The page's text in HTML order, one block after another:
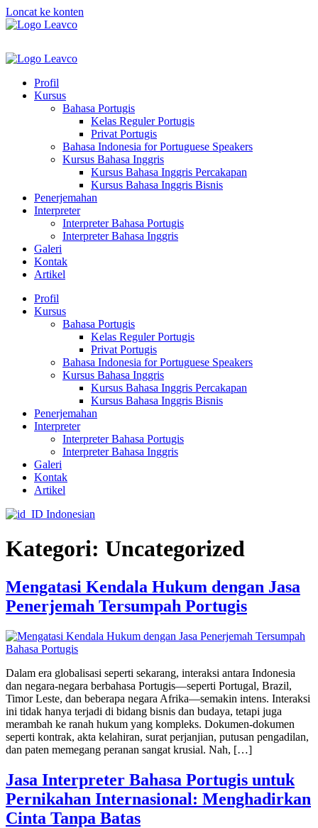
Loncat ke konten
Profil
Kursus
Bahasa Portugis
Kelas Reguler Portugis
Privat Portugis
Bahasa Indonesia for Portuguese Speakers
Kursus Bahasa Inggris
Kursus Bahasa Inggris Percakapan
Kursus Bahasa Inggris Bisnis
Penerjemahan
Interpreter
Interpreter Bahasa Portugis
Interpreter Bahasa Inggris
Galeri
Kontak
Artikel
Profil
Kursus
Bahasa Portugis
Kelas Reguler Portugis
Privat Portugis
Bahasa Indonesia for Portuguese Speakers
Kursus Bahasa Inggris
Kursus Bahasa Inggris Percakapan
Kursus Bahasa Inggris Bisnis
Penerjemahan
Interpreter
Interpreter Bahasa Portugis
Interpreter Bahasa Inggris
Galeri
Kontak
Artikel
Indonesian
Kategori: Uncategorized
Mengatasi Kendala Hukum dengan Jasa
Penerjemah Tersumpah Portugis
Dalam era globalisasi seperti sekarang, interaksi antara Indonesia
dan negara-negara berbahasa Portugis—seperti Portugal, Brazil,
Timor Leste, dan beberapa negara Afrika—semakin intens. Interaksi
ini tidak hanya terjadi di bidang bisnis dan budaya, tetapi juga
merambah ke ranah hukum yang kompleks. Dokumen-dokumen
seperti kontrak, akta kelahiran, surat perjanjian, putusan pengadilan,
dan paten memegang peranan sangat krusial. Nah, […]
Jasa Interpreter Bahasa Portugis untuk
Pernikahan Internasional: Menghadirkan
Cinta Tanpa Batas